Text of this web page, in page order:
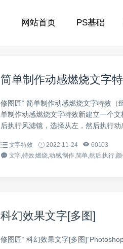
网站首页 PS基础
简单制作动感燃烧文字特
修图匠“ 简单制作动感燃烧文字特效（
单制作动感燃烧文字特效新建立一个
后执行风滤镜，选择从左，然后执行动
文字特效 2022-11-24
60103
文字,特效,燃烧,动感,制作,简单,然后,执行,
科幻效果文字[多图]
修图匠“ 科幻效果文字[多图